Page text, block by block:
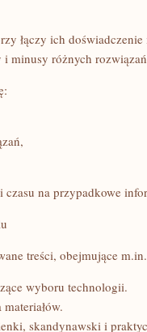
łączy ich
minusy różnych
na przypadkowe
treści, obejmujące
wyboru technologii.
skandynawski i